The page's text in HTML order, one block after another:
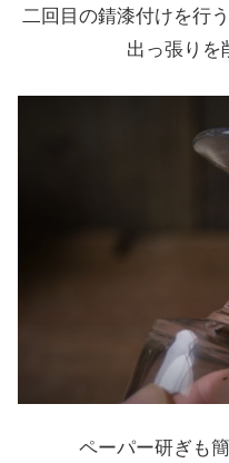
二回目の錆漆付けを行
出っ張りを
ペーパー研ぎも